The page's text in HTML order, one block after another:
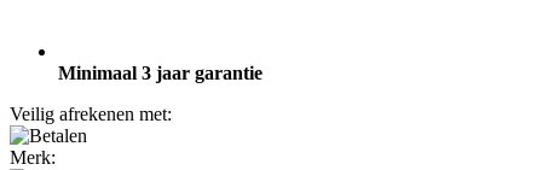
Minimaal 3 jaar garantie
Veilig afrekenen met:
Merk: